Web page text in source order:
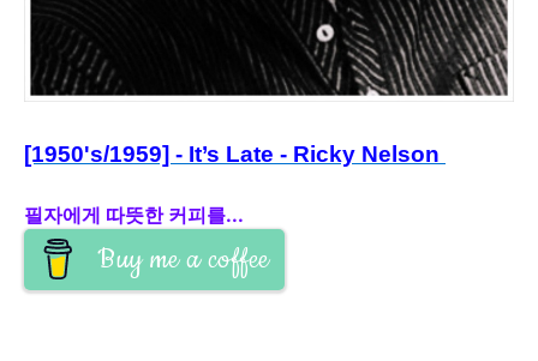
[1950's/1959] - It’s Late - Ricky Nelson
필자에게 따뜻한 커피를...
Buy me a coffee